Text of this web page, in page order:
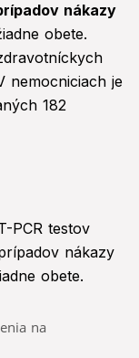
nákazy
obete.
nemocniciach je
182
PCR testov
nákazy
obete.
na